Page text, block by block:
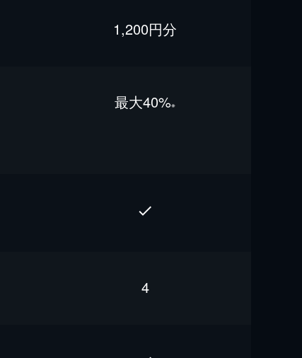
1,200円分
最⼤40%※
4